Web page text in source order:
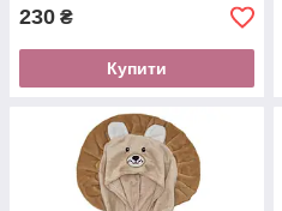
230 ₴
Купити